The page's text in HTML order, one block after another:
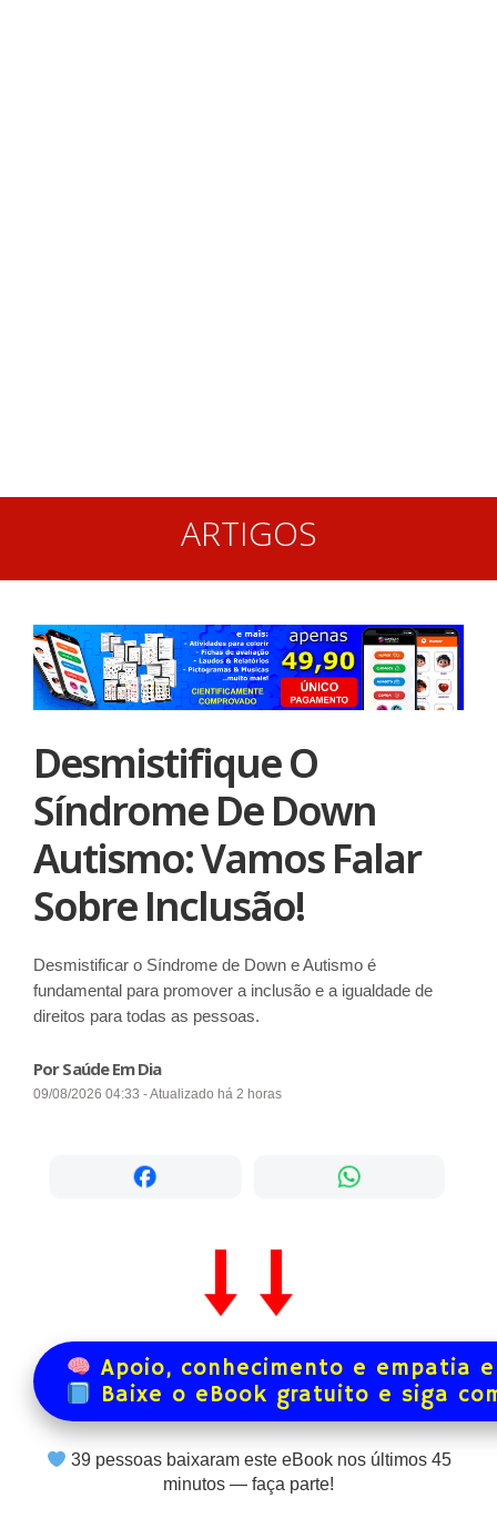
ARTIGOS
Desmistifique O
Síndrome De Down
Autismo: Vamos Falar
Sobre Inclusão!
Desmistificar o Síndrome de Down e Autismo é
fundamental para promover a inclusão e a igualdade de
direitos para todas as pessoas.
Por Saúde Em Dia
09/08/2026 04:33 - Atualizado há 2 horas
Apoio, conhecimento e empatia
Baixe o eBook gratuito e siga
39pessoas baixaram este eBook nos últimos 45
minutos — faça parte!